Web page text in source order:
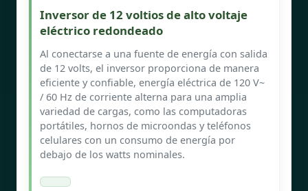
Inversor de 12 voltios de alto voltaje
eléctrico redondeado
Al conectarse a una fuente de energía con salida
de 12 volts, el inversor proporciona de manera
eficiente y confiable, energía eléctrica de 120 V~
/ 60 Hz de corriente alterna para una amplia
variedad de cargas, como las computadoras
portátiles, hornos de microondas y teléfonos
celulares con un consumo de energía por
debajo de los watts nominales.